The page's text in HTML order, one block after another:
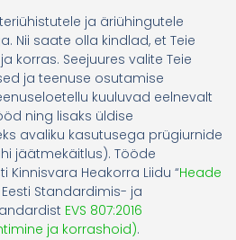
ja äriühingutele
Nii saate olla kindlad, et Teie
korras. Seejuures valite Teie
ja teenuse osutamise
kuuluvad eelnevalt
ning lisaks üldise
avaliku kasutusega prügiurnide
jäätmekäitlus). Tööde
Heakorra Liidu “Heade
Eesti Standardimis- ja
EVS 807:2016
ja korrashoid).